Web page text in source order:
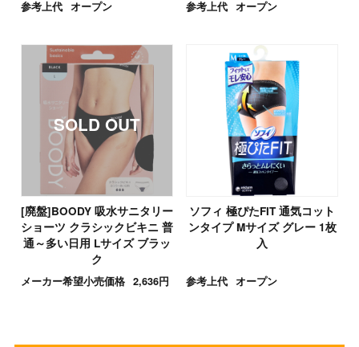
参考上代 オープン 参考上代 オープン
[廃盤]BOODY 吸水サニタリー
ショーツ クラシックビキニ 普
通～多い日用 Lサイズ ブラッ
ク
メーカー希望小売価格 2,636円
ソフィ 極ぴたFIT 通気コット
ンタイプ Mサイズ グレー 1枚
入
参考上代 オープン